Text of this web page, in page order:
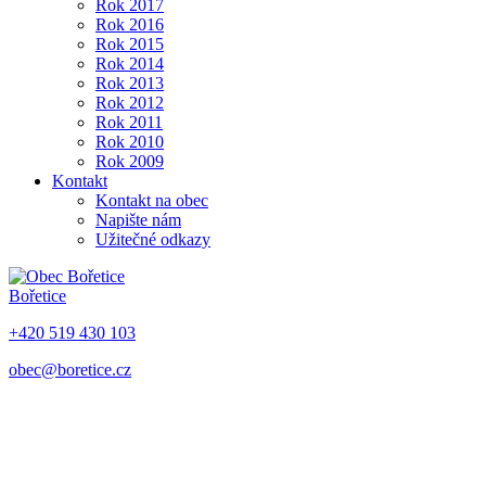
Rok 2017
Rok 2016
Rok 2015
Rok 2014
Rok 2013
Rok 2012
Rok 2011
Rok 2010
Rok 2009
Kontakt
Kontakt na obec
Napište nám
Užitečné odkazy
Bořetice
+420 519 430 103
obec@boretice.cz